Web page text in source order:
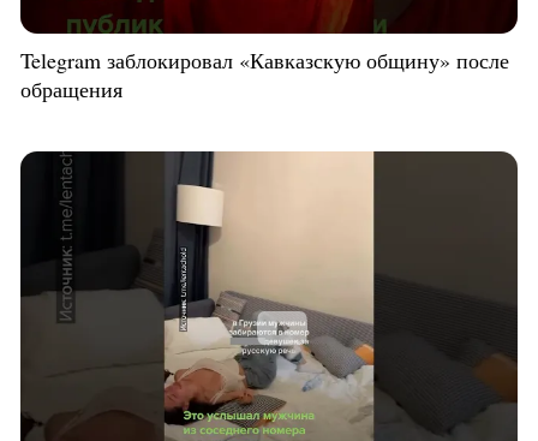
Telegram заблокировал «Кавказскую общину» после
обращения